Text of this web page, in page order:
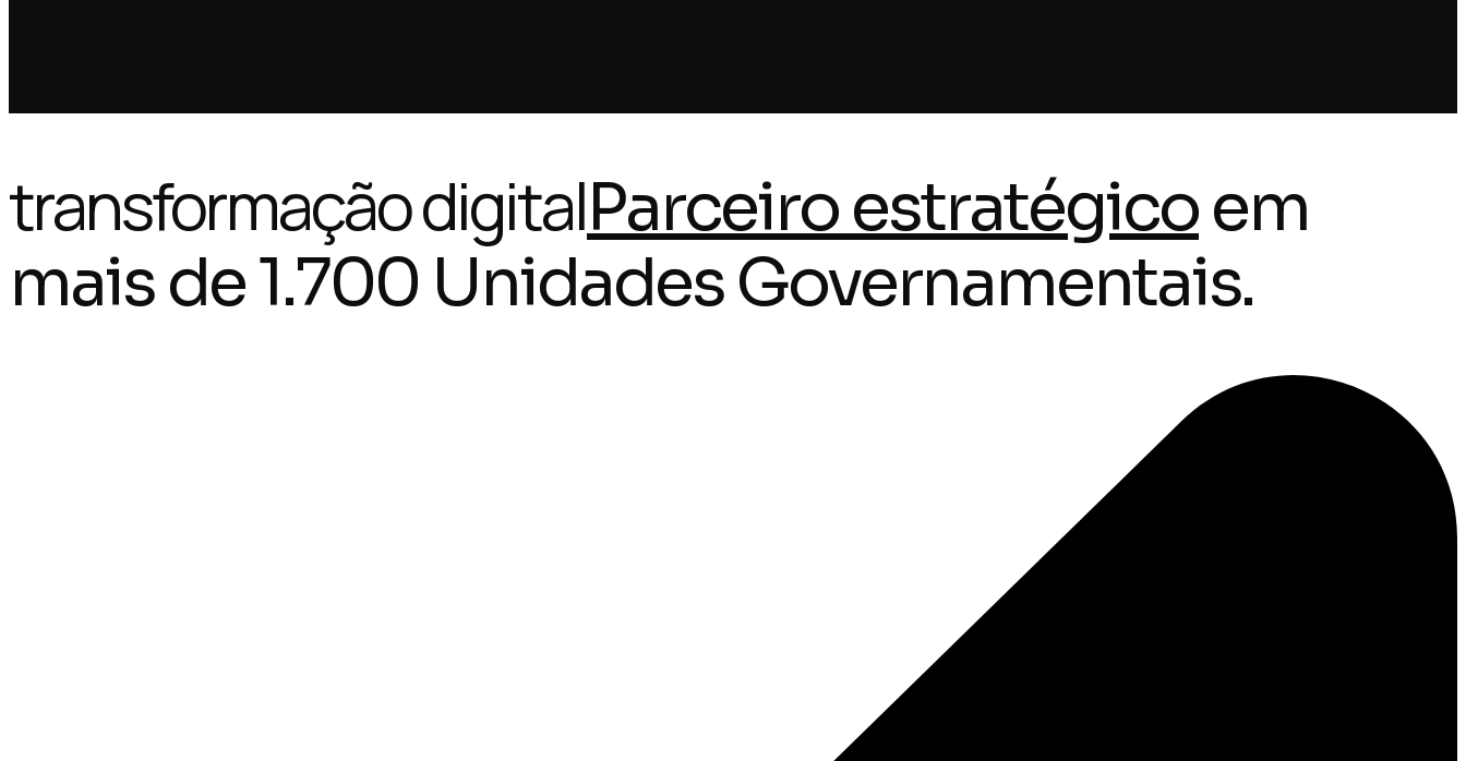
transformação digitalParceiro estratégicoem
mais de 1.700 Unidades Governamentais.